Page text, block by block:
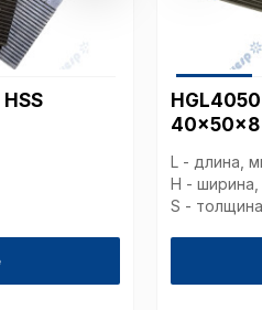
40x50x8
L - длина,
H -
S -
исходя из
Сохранить выбор